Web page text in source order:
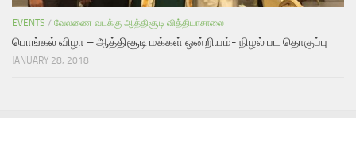
EVENTS / வேலணை வடக்கு ஆத்திசூடி வித்தியாசாலை
பொங்கல் விழா – ஆத்திசூடி மக்கள் ஒன்றியம்- நிழல் பட தொகுப்பு
JANUARY 28, 2018